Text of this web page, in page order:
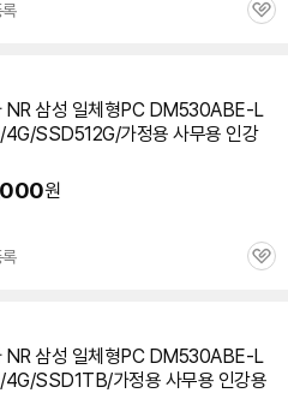
관
이 NR 삼성 일체형PC DM530ABE-L
SSD512G/가정용 사무용 인강
원
관
이 NR 삼성 일체형PC DM530ABE-L
SSD1TB/가정용 사무용 인강용